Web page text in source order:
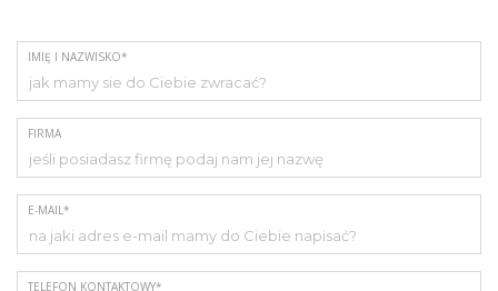
IMIĘ I NAZWISKO*
FIRMA
E-MAIL*
TELEFON KONTAKTOWY*